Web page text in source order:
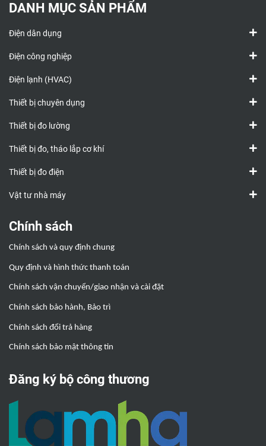
DANH MỤC SẢN PHẨM
Điện dân dụng
Điện công nghiệp
Điện lạnh (HVAC)
Thiết bị chuyên dụng
Thiết bị đo lường
Thiết bị đo, tháo lắp cơ khí
Thiết bị đo điện
Vật tư nhà máy
Chính sách
Chính sách và quy định chung
Quy định và hình thức thanh toán
Chính sách vận chuyển/giao nhận và cài đặt
Chính sách bảo hành, Bảo trì
Chính sách đổi trả hàng
Chính sách bảo mật thông tin
Đăng ký bộ công thương